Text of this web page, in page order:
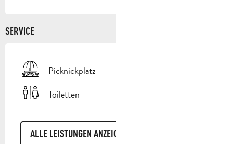
SERVICE
Picknickplatz
Toiletten
ALLE LEISTUNGEN ANZEIGEN